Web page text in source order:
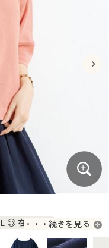
L ◎ 在庫あり続きを見る